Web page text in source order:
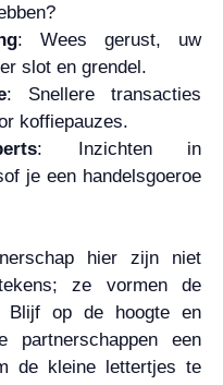
: Wees gerust, uw
slot en grendel.
: Snellere transacties
koffiepauzes.
: Inzichten in
je een handelsgoeroe
hier zijn niet
ze vormen de
Blijf op de hoogte en
een
de kleine lettertjes te